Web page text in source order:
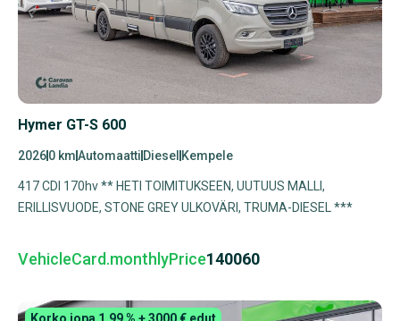
Hymer GT-S 600
20260 kmAutomaatti Diesel Kempele
417 CDI 170hv ** HETI TOIMITUKSEEN, UUTUUS MALLI,
ERILLISVUODE, STONE GREY ULKOVÄRI, TRUMA-DIESEL ***
VehicleCard.monthlyPrice140060
Korko jopa 1,99 % + 3000 € edut